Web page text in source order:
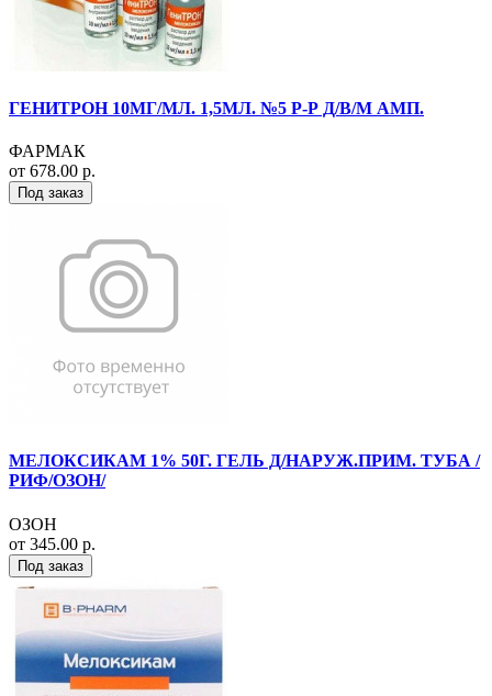
ГЕНИТРОН 10МГ/МЛ. 1,5МЛ. №5 Р-Р Д/В/М АМП.
ФАРМАК
от 678.00 р.
Под заказ
МЕЛОКСИКАМ 1% 50Г. ГЕЛЬ Д/НАРУЖ.ПРИМ. ТУБА /
РИФ/ОЗОН/
ОЗОН
от 345.00 р.
Под заказ